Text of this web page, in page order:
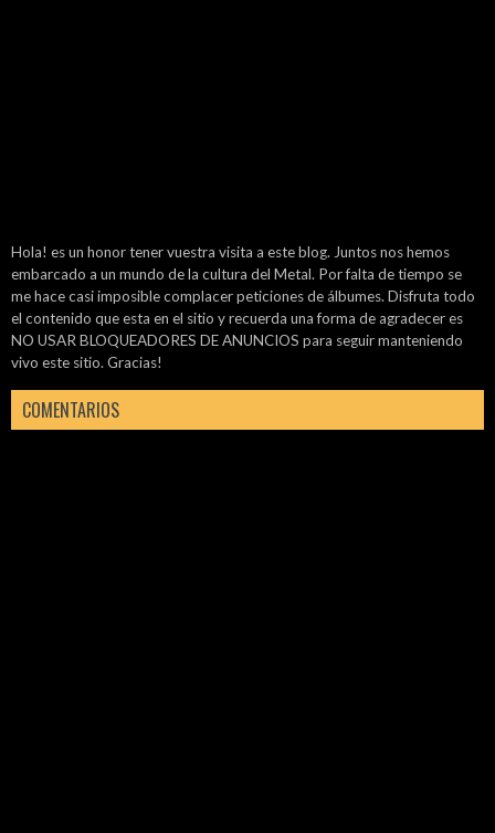
Hola! es un honor tener vuestra visita a este blog. Juntos nos hemos
embarcado a un mundo de la cultura del Metal. Por falta de tiempo se
me hace casi imposible complacer peticiones de álbumes. Disfruta todo
el contenido que esta en el sitio y recuerda una forma de agradecer es
NO USAR BLOQUEADORES DE ANUNCIOS para seguir manteniendo
vivo este sitio. Gracias!
COMENTARIOS